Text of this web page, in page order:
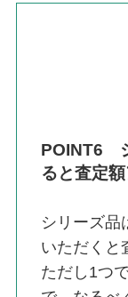
POINT6
ると査定
シリーズ品
いただくと
ただし1つ